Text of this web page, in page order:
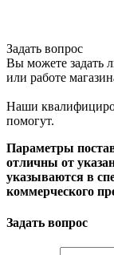
Задать вопрос
Вы можете задать
или работе
Наши
помогут.
Параметры
отличны от
указываются в
коммерческого
Задать вопрос